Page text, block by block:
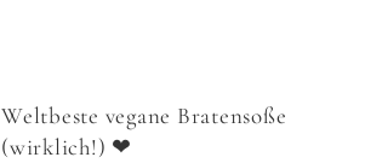
Weltbeste vegane Bratensoße
(wirklich!) ❤